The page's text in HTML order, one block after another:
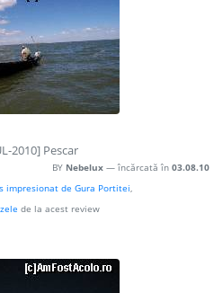
2010] Pescar
BY Nebelux — încărcată în 03.08.10
impresionat de Gura Portitei,
de la acest review